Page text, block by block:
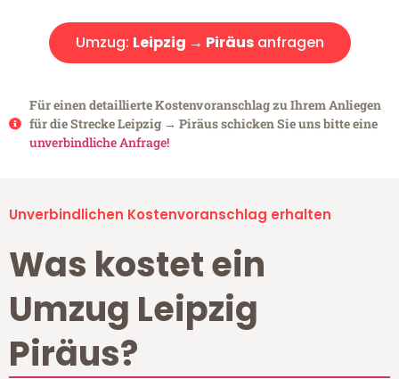
Umzug: Leipzig → Piräusanfragen
Für einen detaillierte Kostenvoranschlag zu Ihrem Anliegen
für die Strecke Leipzig → Piräus schicken Sie uns bitte eine
unverbindliche Anfrage!
Unverbindlichen Kostenvoranschlag erhalten
Was kostet ein
Umzug Leipzig
Piräus?